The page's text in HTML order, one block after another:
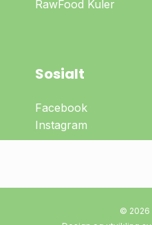
RawFood Kuler
Sosialt
Facebook
Instagram
© 2026